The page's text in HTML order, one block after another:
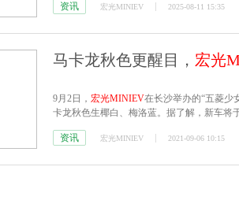
资讯 宏光MINIEV 2025-08-11 15:35
马卡龙秋色更醒目， 宏光
9月2日， 宏光MINIEV在长沙举办的“五菱少
卡龙秋色生椰白、梅洛蓝。据了解，新车将
资讯
宏光MINIEV 2021-09-06 10:15